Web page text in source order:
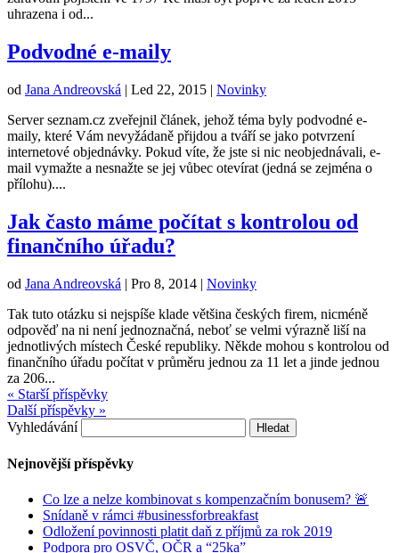
uhrazena i od...
Podvodné e-maily
od Jana Andreovská | Led 22, 2015 | Novinky
Server seznam.cz zveřejnil článek, jehož téma byly podvodné e-
maily, které Vám nevyžádaně přijdou a tváří se jako potvrzení
internetové objednávky. Pokud víte, že jste si nic neobjednávali, e-
mail vymažte a nesnažte se jej vůbec otevírat (jedná se zejména o
přílohu)....
Jak často máme počítat s kontrolou od
finančního úřadu?
od Jana Andreovská | Pro 8, 2014 | Novinky
Tak tuto otázku si nejspíše klade většina českých firem, nicméně
odpověď na ni není jednoznačná, neboť se velmi výrazně liší na
jednotlivých místech České republiky. Někde mohou s kontrolou od
finančního úřadu počítat v průměru jednou za 11 let a jinde jednou
za 206...
« Starší příspěvky
Další příspěvky »
Vyhledávání
Nejnovější příspěvky
Co lze a nelze kombinovat s kompenzačním bonusem? 🚨
Snídaně v rámci #businessforbreakfast
Odložení povinnosti platit daň z příjmů za rok 2019
Podpora pro OSVČ, OČR a “25ka”